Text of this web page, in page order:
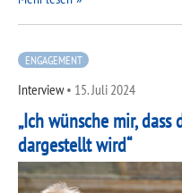
ENGAGEMENT
Interview• 15. Juli 2024
„Ich wünsche mir, dass
dargestellt wird“